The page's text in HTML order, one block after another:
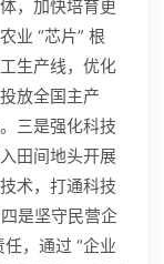
，加快培育更
业 “芯片” 根
生产线，优化
放全国主产
三是强化科技
田间地头开展
术，打通科技
是坚守民营企
，通过 “企业